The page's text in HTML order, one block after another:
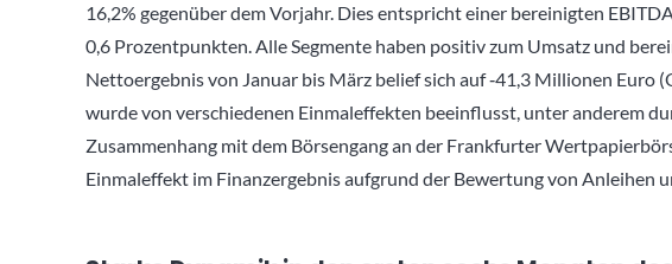
16,2% gegenüber dem Vorjahr. Dies entspricht einer bereinigten
0,6 Prozentpunkten. Alle Segmente haben positiv zum Umsatz und
Nettoergebnis von Januar bis März belief sich auf ‑41,3 Millionen Euro
wurde von verschiedenen Einmaleffekten beeinflusst, unter anderem
Zusammenhang mit dem Börsengang an der Frankfurter
Einmaleffekt im Finanzergebnis aufgrund der Bewertung von Anleihen